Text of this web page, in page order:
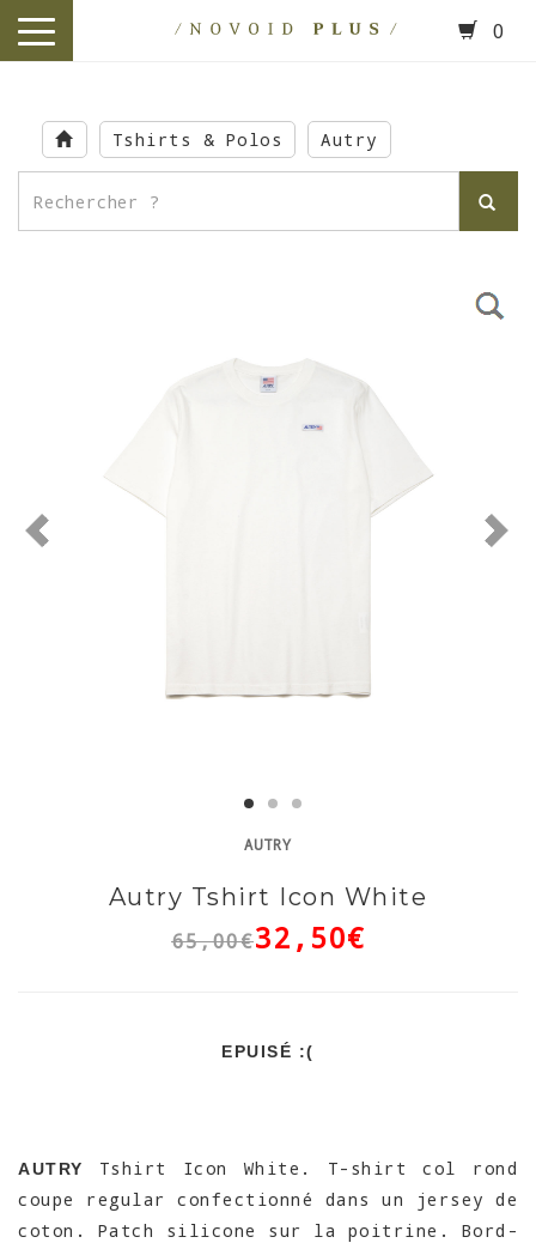
main
content
toggle
0
Tshirts & Polos Autry
AUTRY
Autry Tshirt Icon White
65,00€32,50€
EPUISÉ :(
AUTRY
Tshirt Icon White. T-shirt col rond
coupe regular confectionné dans un jersey de
coton. Patch silicone sur la poitrine. Bord-